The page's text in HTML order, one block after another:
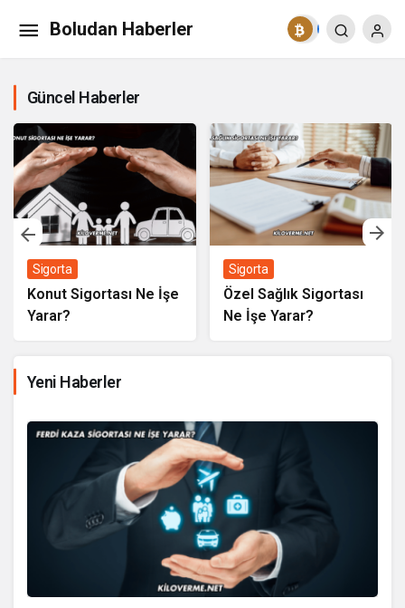
Boludan Haberler
Güncel Haberler
Sigorta
Konut Sigortası Ne İşe
Yarar?
Sigorta
Özel Sağlık Sigortası
Ne İşe Yarar?
Yeni Haberler